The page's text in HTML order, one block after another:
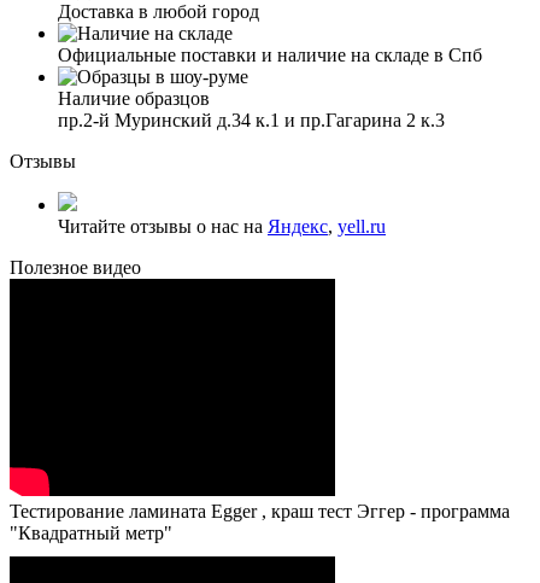
Доставка в любой город
Официальные поставки и наличие на складе в Спб
Наличие образцов
пр.2-й Муринский д.34 к.1 и пр.Гагарина 2 к.3
Отзывы
Читайте отзывы о нас на Яндекс, yell.ru
Полезное видео
Тестирование ламината Egger , краш тест Эггер - программа
"Квадратный метр"